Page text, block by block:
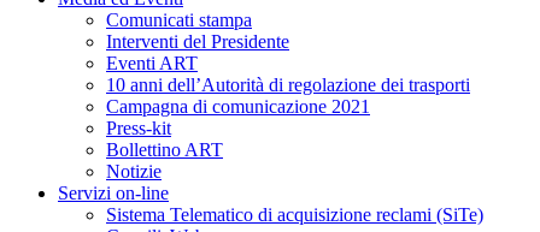
Comunicati stampa
Interventi del Presidente
Eventi ART
10 anni dell’Autorità di regolazione dei trasporti
Campagna di comunicazione 2021
Press-kit
Bollettino ART
Notizie
Servizi on-line
Sistema Telematico di acquisizione reclami (SiTe)